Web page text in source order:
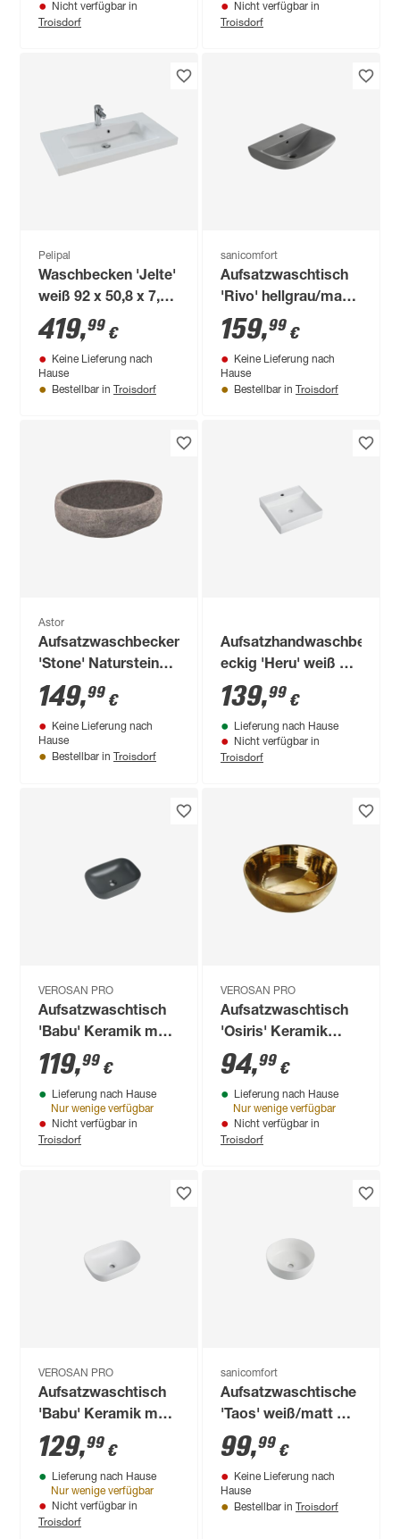
Nicht verfügbar in
Troisdorf
Nicht verfügbar in
Troisdorf
Pelipal
Waschbecken 'Jelte'
weiß 92 x 50,8 x 7,6
cm mit LED-
Fugenbeleuchtung
419,99 €
Keine Lieferung nach
Hause
Bestellbar in Troisdorf
sanicomfort
Aufsatzwaschtisch
'Rivo' hellgrau/matt
60 x 45 x 17 cm
159,99 €
Keine Lieferung nach
Hause
Bestellbar in Troisdorf
Astor
Aufsatzwaschbecken
'Stone' Naturstein
Maße variieren
149,99 €
Keine Lieferung nach
Hause
Bestellbar in Troisdorf
Aufsatzhandwaschbecken
eckig 'Heru' weiß 44
x 10 x 44 cm
139,99 €
Lieferung nach Hause
Nicht verfügbar in
Troisdorf
VEROSAN PRO
Aufsatzwaschtisch
'Babu' Keramik matt
dark grey 45,5 x 32,5
x 13,5 cm
119,99 €
Lieferung nach Hause
Nur wenige verfügbar
Nicht verfügbar in
Troisdorf
VEROSAN PRO
Aufsatzwaschtisch
'Osiris' Keramik
glänzend golden Ø
35,8 cm
94,99 €
Lieferung nach Hause
Nur wenige verfügbar
Nicht verfügbar in
Troisdorf
VEROSAN PRO
Aufsatzwaschtisch
'Babu' Keramik matt
white 45,5 x 32,5 x
13,5 cm
129,99 €
Lieferung nach Hause
Nur wenige verfügbar
Nicht verfügbar in
Troisdorf
sanicomfort
Aufsatzwaschtische
'Taos' weiß/matt Ø
17,9 x 35,8 x 19,7 cm
99,99 €
Keine Lieferung nach
Hause
Bestellbar in Troisdorf